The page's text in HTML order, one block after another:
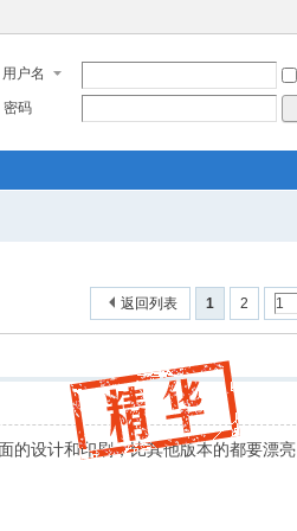
用户名
密码
1 2
返回列表
的设计和印刷，比其他版本的都要漂亮